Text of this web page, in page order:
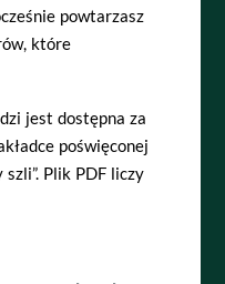
powtarzasz
które
jest dostępna za
poświęconej
Plik PDF liczy